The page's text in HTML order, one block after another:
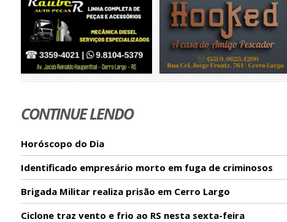
CONTINUE LENDO
Horóscopo do Dia
Identificado empresário morto em fuga de criminosos
Brigada Militar realiza prisão em Cerro Largo
Ciclone traz vento e frio ao RS nesta sexta-feira